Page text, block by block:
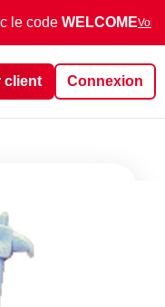
le code WELCOMEVoir
client Connexion